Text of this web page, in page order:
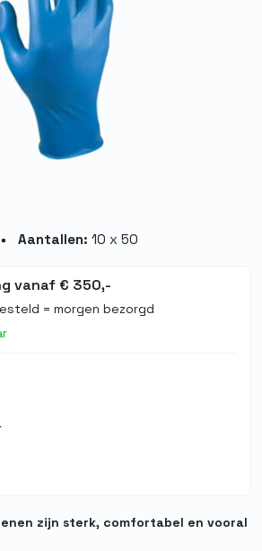
Aantallen: 10 x 50
vanaf € 350,-
= morgen bezorgd
zijn sterk, comfortabel en vooral